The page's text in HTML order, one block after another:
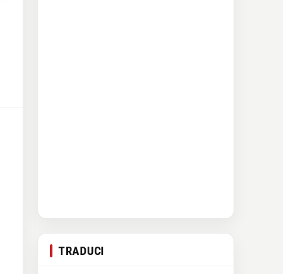
TRADUCI